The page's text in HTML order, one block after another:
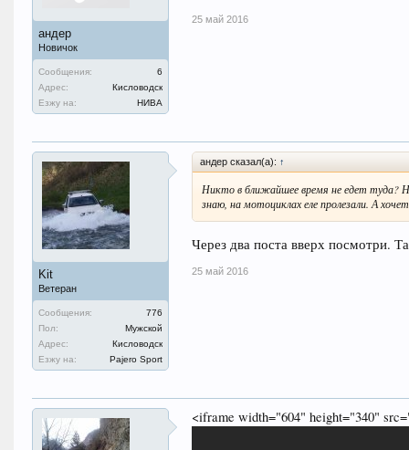
андер
Новичок
Сообщения:
6
Адрес:
Кисловодск
Езжу на:
НИВА
25 май 2016
Kit
Ветеран
Сообщения:
776
Пол:
Мужской
Адрес:
Кисловодск
Езжу на:
Pajero Sport
андер сказал(а): ↑
Никто в ближайшее время не едет туда?
знаю, на мотоциклах еле пролезали. А
Через два поста вверх посмотри.
25 май 2016
<iframe width="604" height="340"